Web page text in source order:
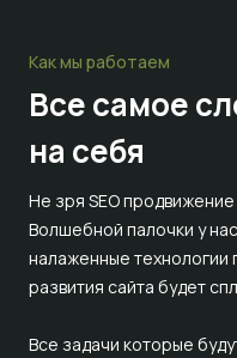
Как мы работаем
Все самое
на себя
Не зря SEO
Волшебной палочки у
налаженные
развития сайта будет
Все задачи которые